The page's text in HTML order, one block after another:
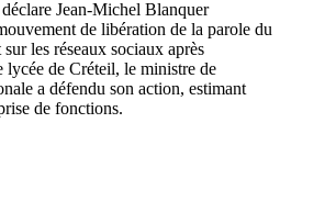
de libération de la parole du
les réseaux sociaux après
lycée de Créteil, le ministre de
a défendu son action, estimant
de fonctions.